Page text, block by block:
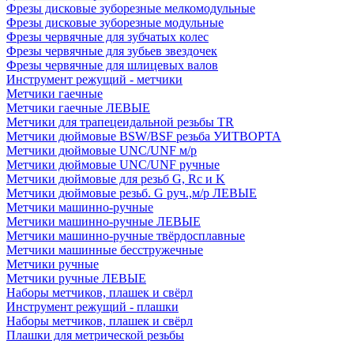
Фрезы дисковые зуборезные мелкомодульные
Фрезы дисковые зуборезные модульные
Фрезы червячные для зубчатых колес
Фрезы червячные для зубьев звездочек
Фрезы червячные для шлицевых валов
Инструмент режущий - метчики
Метчики гаечные
Метчики гаечные ЛЕВЫЕ
Метчики для трапецеидальной резьбы TR
Метчики дюймовые BSW/BSF резьба УИТВОРТА
Метчики дюймовые UNC/UNF м/р
Метчики дюймовые UNC/UNF ручные
Метчики дюймовые для резьб G, Rc и K
Метчики дюймовые резьб. G руч.,м/р ЛЕВЫЕ
Метчики машинно-ручные
Метчики машинно-ручные ЛЕВЫЕ
Метчики машинно-ручные твёрдосплавные
Метчики машинные бесстружечные
Метчики ручные
Метчики ручные ЛЕВЫЕ
Наборы метчиков, плашек и свёрл
Инструмент режущий - плашки
Наборы метчиков, плашек и свёрл
Плашки для метрической резьбы